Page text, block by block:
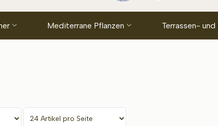
Mediterrane Pflanzen Terrassen-